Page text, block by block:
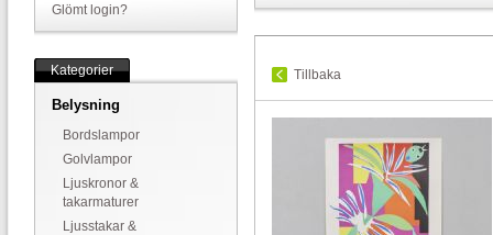
Glömt login?
Kategorier
Belysning
Bordslampor
Golvlampor
Ljuskronor &
takarmaturer
Ljusstakar &
Tillbaka